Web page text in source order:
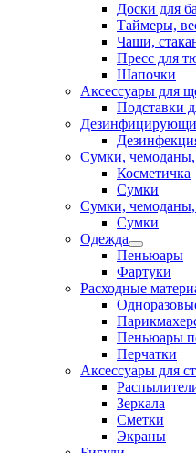
Доски для
Таймеры,
Чаши,
Пресс для
Шапочки
Аксессуары для
Подставки
Сумки, чемоданы,
Косметичка
Сумки
Сумки,
Сумки
Одежда
Пеньюары
Фартуки
Расходные
Пеньюары
Перчатки
Аксессуары для
Зеркала
Сметки
Экраны